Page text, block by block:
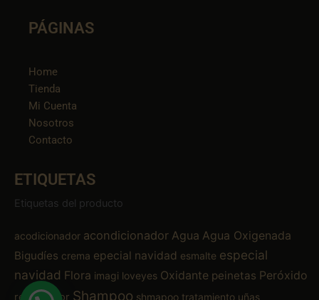
PÁGINAS
Home
Tienda
Mi Cuenta
Nosotros
Contacto
ETIQUETAS
Etiquetas del producto
acodicionador acondicionador Agua Agua Oxigenada
Bigudíes crema epecial navidad esmalte especial
navidad Flora imagi loveyes Oxidante peinetas Peróxido
Shampoo shmapoo tratamiento uñas